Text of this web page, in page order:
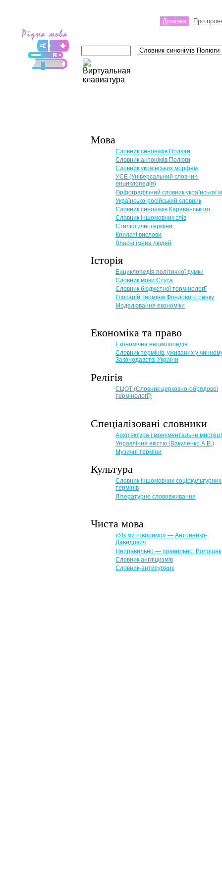
Домівка Про
Мова
Словник синонімів Полюги
Словник антонімів Полюги
Словник українських морфем
УСЕ (Універсальний словник-
енциклопедія)
Орфографічний словник української
Українсько-російський словник
Словник синонімів Караванського
Словник іншомовник слів
Стилістичні терміни
Крилаті вислови
Власні імена людей
Історія
Енциклопедія політичної думки
Словник мови Стуса
Словник бюджетної термінології
Глосарій термінів Фондового ринку
Моделювання економіки
Економіка та право
Eкономічна енциклопедія
Словник термінів, уживаних у
Законодавстві України
Релігія
СЦОТ (Словник церковно-обрядової
термінології)
Спеціалізовані словники
Архітектура і монументальне
Управління якістю (Вакуленко А.В.)
Музичні терміни
Культура
Словник іншомовних соціокультурних
термінів
Літературне слововживання
Чиста мова
«Як ми говоримо» — Антоненко-
Давидович
Неправильно — правильно. Волощак
Словник англіцизмів
Словник-антисуржик